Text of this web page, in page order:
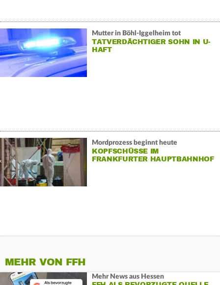
Mutter in Böhl-Iggelheim tot
TATVERDÄCHTIGER SOHN IN U-
HAFT
Mordprozess beginnt heute
KOPFSCHÜSSE IM
FRANKFURTER HAUPTBAHNHOF
MEHR VON FFH
Mehr News aus Hessen